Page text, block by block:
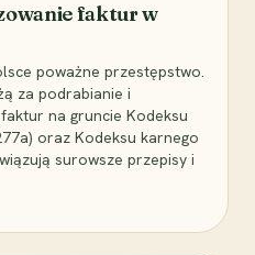
faktur w
poważne przestępstwo.
za podrabianie i
na gruncie Kodeksu
oraz Kodeksu karnego
surowsze przepisy i